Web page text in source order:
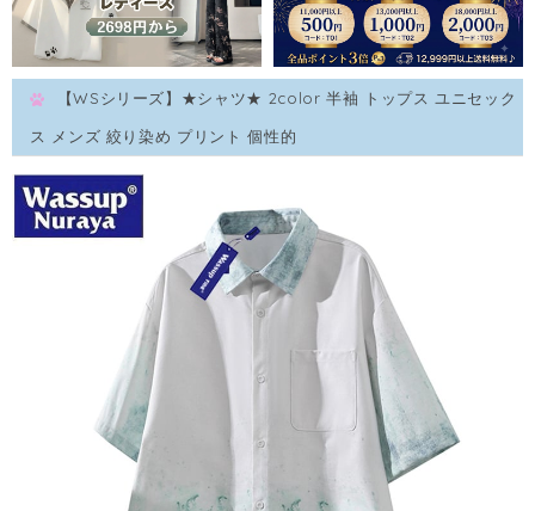
【WSシリーズ】★シャツ★ 2color 半袖 トップス ユニセック
ス メンズ 絞り染め プリント 個性的